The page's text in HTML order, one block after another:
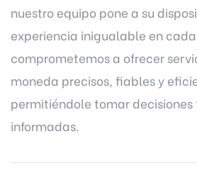
nuestro equipo pone a su
experiencia inigualable en
comprometemos a ofrecer
moneda precisos, fiables y
permitiéndole tomar
informadas.